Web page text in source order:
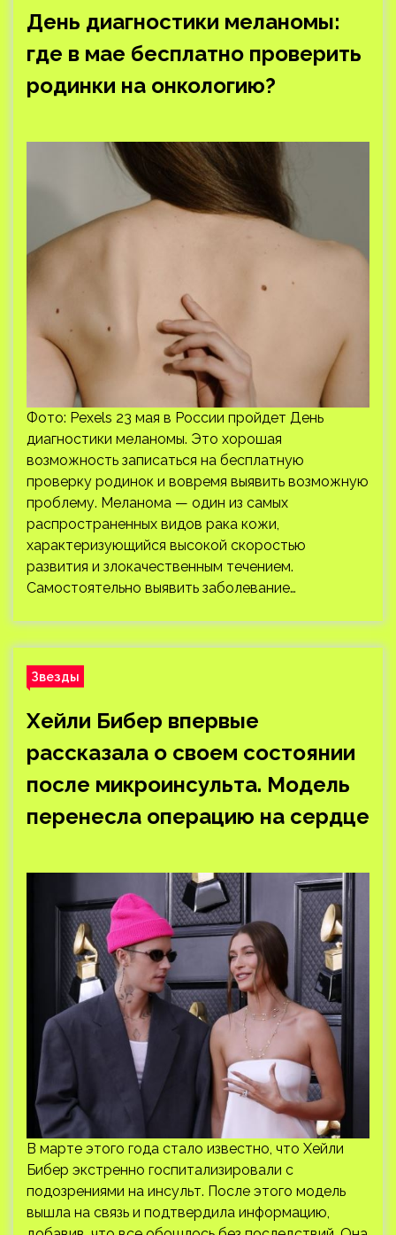
День диагностики меланомы:
где в мае бесплатно проверить
родинки на онкологию?
Фото: Pexels 23 мая в России пройдет День
диагностики меланомы. Это хорошая
возможность записаться на бесплатную
проверку родинок и вовремя выявить возможную
проблему. Меланома — один из самых
распространенных видов рака кожи,
характеризующийся высокой скоростью
развития и злокачественным течением.
Самостоятельно выявить заболевание…
Звезды
Хейли Бибер впервые
рассказала о своем состоянии
после микроинсульта. Модель
перенесла операцию на сердце
В марте этого года стало известно, что Хейли
Бибер экстренно госпитализировали с
подозрениями на инсульт. После этого модель
вышла на связь и подтвердила информацию,